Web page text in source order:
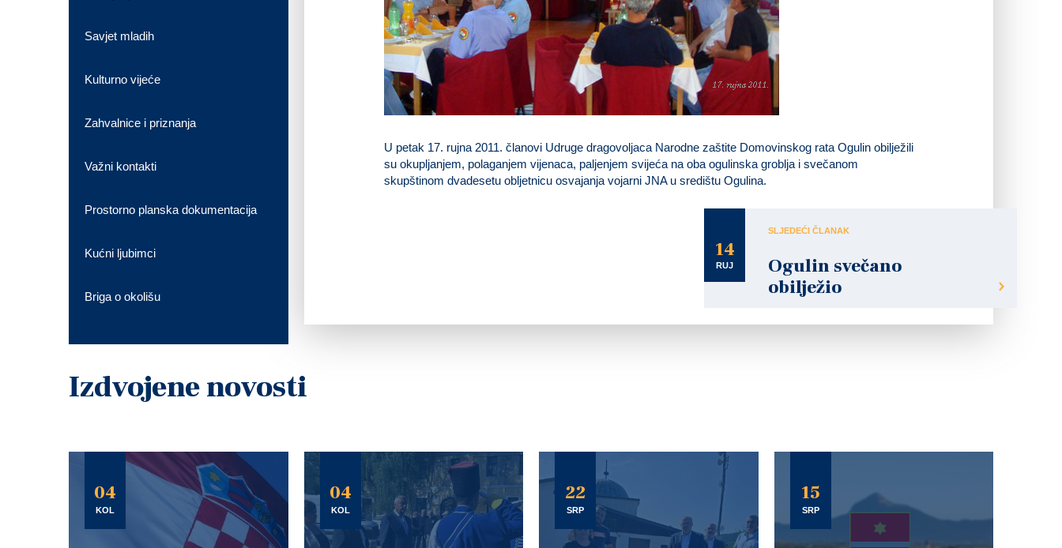
U petak 17. rujna 2011. članovi Udruge dragovoljaca Narodne zaštite Domovinskog rata Ogulin obilježili
su okupljanjem, polaganjem vijenaca, paljenjem svijeća na oba ogulinska groblja i svečanom
skupštinom dvadesetu obljetnicu osvajanja vojarni JNA u središtu Ogulina.
14
RUJ
SLJEDEĆI ČLANAK
Ogulin svečano
obilježio
Savjet mladih
Kulturno vijeće
Zahvalnice i priznanja
Važni kontakti
Prostorno planska dokumentacija
Kućni ljubimci
Briga o okolišu
Izdvojene novosti
04
KOL
04
KOL
22
SRP
15
SRP